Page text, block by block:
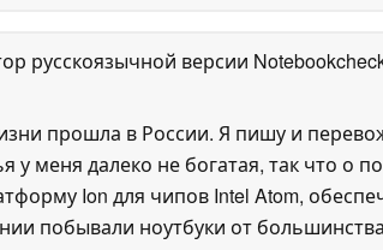
русскоязычной версии
прошла в России. Я пишу и
у меня далеко не богатая, так что о
Ion для чипов Intel Atom,
побывали ноутбуки от